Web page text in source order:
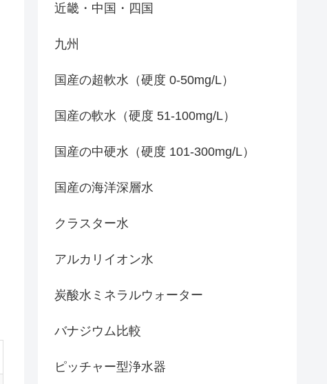
近畿・中国・四国
九州
国産の超軟水（硬度 0-50mg/L）
国産の軟水（硬度 51-100mg/L）
国産の中硬水（硬度 101-300mg/L）
国産の海洋深層水
クラスター水
アルカリイオン水
炭酸水ミネラルウォーター
バナジウム比較
ピッチャー型浄水器